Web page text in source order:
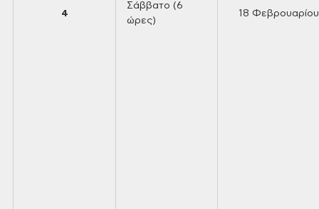
4
Σάββατο (6
ώρες)
18 Φεβρουαρίου